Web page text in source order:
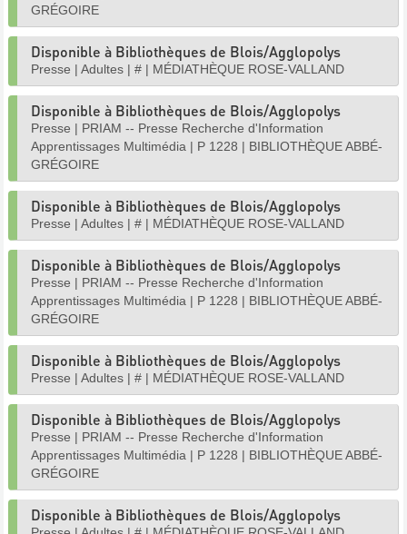
GRÉGOIRE
Disponible à Bibliothèques de Blois/Agglopolys
Presse | Adultes | # | MÉDIATHÈQUE ROSE-VALLAND
Disponible à Bibliothèques de Blois/Agglopolys
Presse | PRIAM -- Presse Recherche d'Information
Apprentissages Multimédia | P 1228 | BIBLIOTHÈQUE ABBÉ-
GRÉGOIRE
Disponible à Bibliothèques de Blois/Agglopolys
Presse | Adultes | # | MÉDIATHÈQUE ROSE-VALLAND
Disponible à Bibliothèques de Blois/Agglopolys
Presse | PRIAM -- Presse Recherche d'Information
Apprentissages Multimédia | P 1228 | BIBLIOTHÈQUE ABBÉ-
GRÉGOIRE
Disponible à Bibliothèques de Blois/Agglopolys
Presse | Adultes | # | MÉDIATHÈQUE ROSE-VALLAND
Disponible à Bibliothèques de Blois/Agglopolys
Presse | PRIAM -- Presse Recherche d'Information
Apprentissages Multimédia | P 1228 | BIBLIOTHÈQUE ABBÉ-
GRÉGOIRE
Disponible à Bibliothèques de Blois/Agglopolys